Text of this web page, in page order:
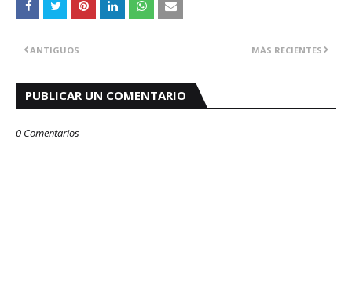
MÁS RECIENTES
ANTIGUOS
PUBLICAR UN COMENTARIO
0 Comentarios